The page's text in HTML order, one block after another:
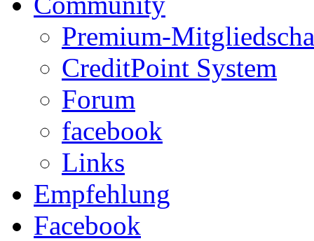
Premium-
CreditPoint System
Forum
facebook
Links
Empfehlung
Facebook